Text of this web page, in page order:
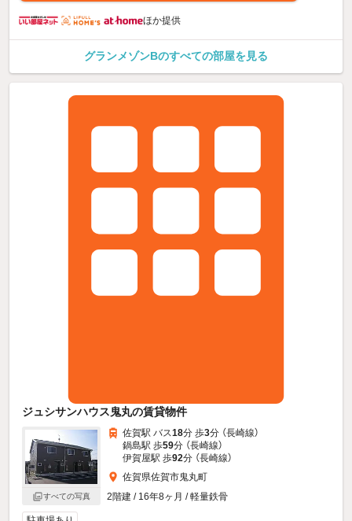
ほか提供
グランメゾンBのすべての部屋を見る
ジュシサンハウス鬼丸の賃貸物件
すべての写真
佐賀駅 バス18分 歩3分 （長崎線）
鍋島駅 歩59分 （長崎線）
伊賀屋駅 歩92分 （長崎線）
佐賀県佐賀市鬼丸町
2階建 / 16年8ヶ月 / 軽量鉄骨